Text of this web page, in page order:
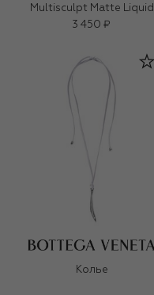
Multisculpt Matte Liquid
Colour, оттенок Uncorked
3 450 ₽
Колье